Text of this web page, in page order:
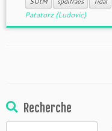
Patatorz (Ludovic)
Recherche